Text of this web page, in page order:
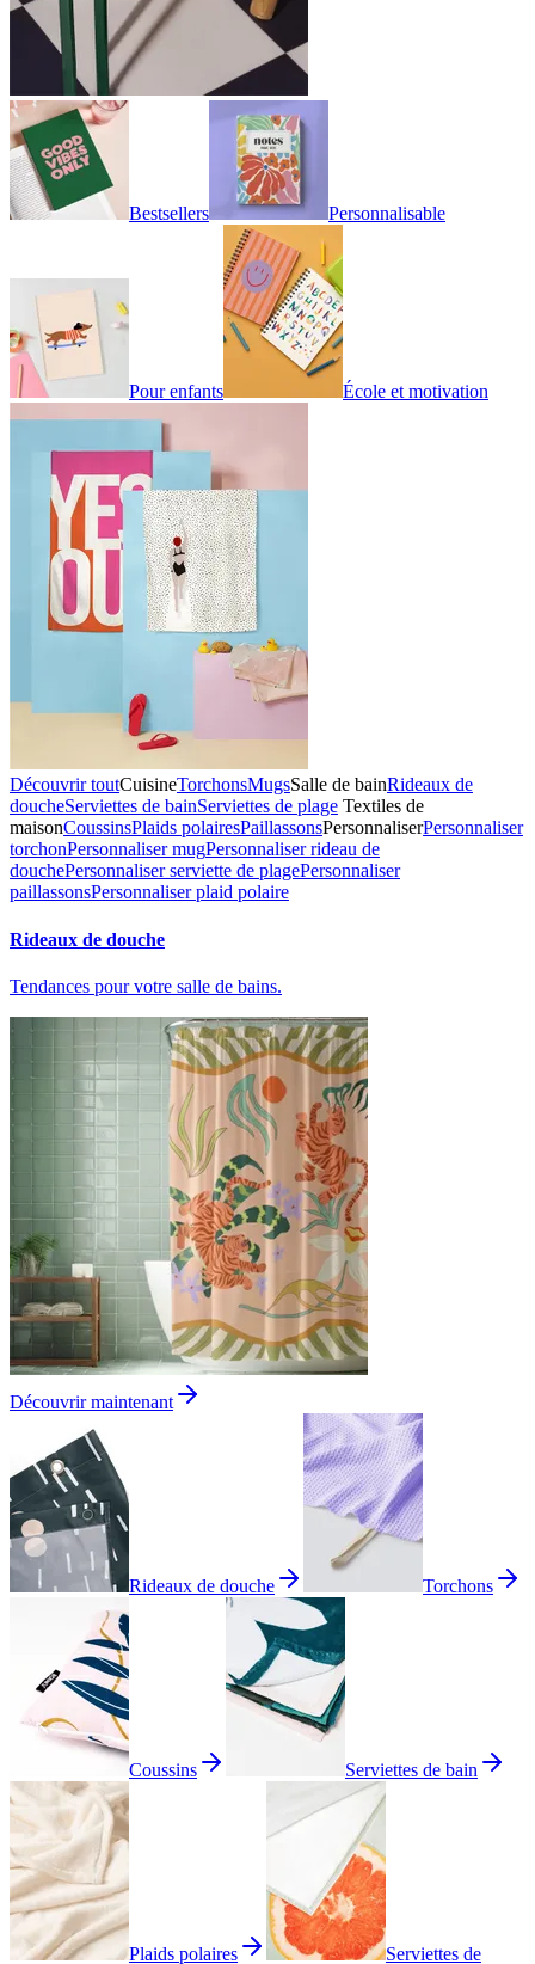
Bestsellers Personnalisable
Pour enfants École et motivation
Découvrir toutCuisineTorchonsMugsSalle de bainRideaux de
doucheServiettes de bainServiettes de plage Textiles de
maisonCoussinsPlaids polairesPaillassonsPersonnaliserPersonnaliser
torchonPersonnaliser mugPersonnaliser rideau de
douchePersonnaliser serviette de plagePersonnaliser
paillassonsPersonnaliser plaid polaire
Rideaux de douche
Tendances pour votre salle de bains.
Découvrir maintenant
Rideaux de douche Torchons
Coussins Serviettes de bain
Plaids polaires Serviettes de